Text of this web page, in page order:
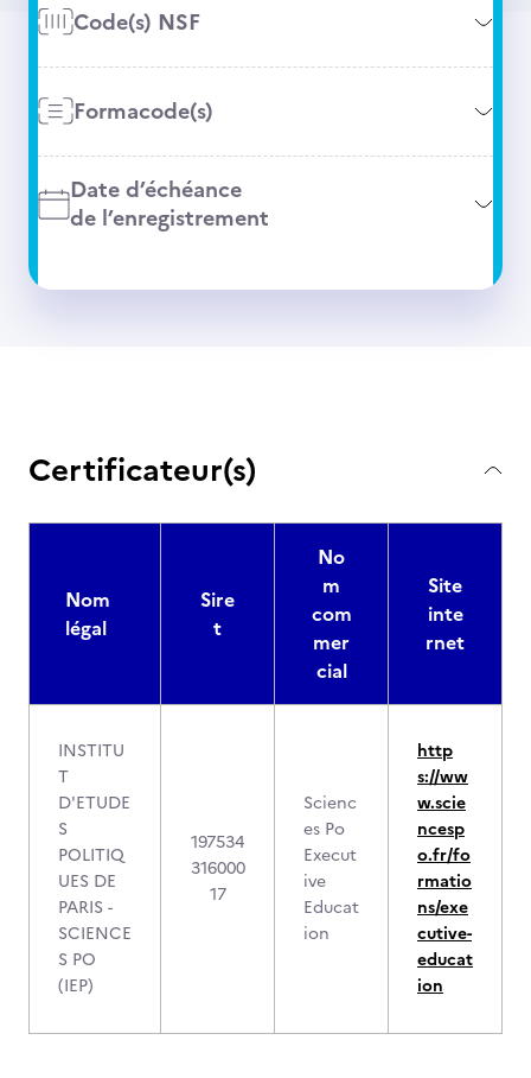
Code(s) NSF
Formacode(s)
Date d’échéance
de l’enregistrement
Certificateur(s)
Nom
légal
Sire
t
No
m
com
mer
cial
Site
inte
rnet
INSTITU
T
D'ETUDE
S
POLITIQ
UES DE
PARIS -
SCIENCE
S PO
(IEP)
197534
316000
17
Scienc
es Po
Execut
ive
Educat
ion
http
s://ww
w.scie
ncesp
o.fr/fo
rmatio
ns/exe
cutive-
educat
ion